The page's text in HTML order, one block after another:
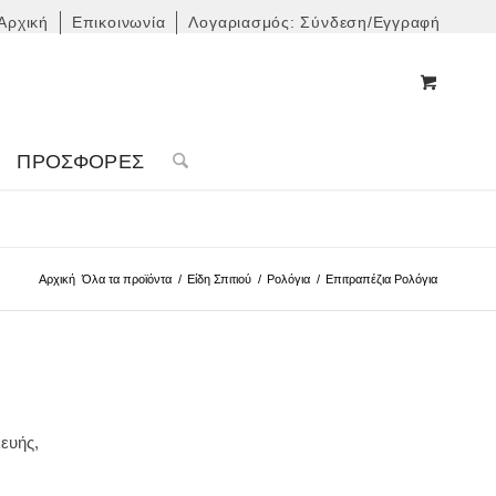
Επικοινωνία Λογαριασμός: Σύνδεση/Εγγραφή
ΠΡΟΣΦΟΡΈΣ
Αρχική Όλα τα προϊόντα / Είδη Σπιτιού / Ρολόγια / Επιτραπέζια Ρολόγια